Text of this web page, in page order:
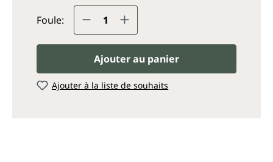
Foule: Quantité de produit :
Ajouter au panier
Ajouter à la liste de souhaits